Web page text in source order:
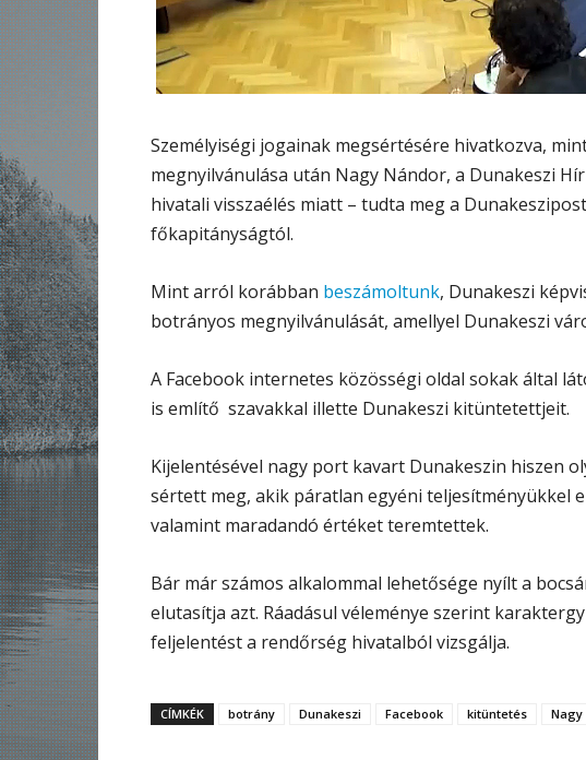
Személyiségi jogainak megsértésére hivatkozva,
megnyilvánulása után Nagy Nándor, a Dunakeszi
hivatali visszaélés miatt – tudta meg a
főkapitányságtól.
Mint arról korábban beszámoltunk, Dunakeszi
botrányos megnyilvánulását, amellyel Dunakeszi
A Facebook internetes közösségi oldal sokak által
is említő szavakkal illette Dunakeszi kitüntetettjeit.
Kijelentésével nagy port kavart Dunakeszin hiszen
sértett meg, akik páratlan egyéni teljesítményükkel
valamint maradandó értéket teremtettek.
Bár már számos alkalommal lehetősége nyílt a
elutasítja azt. Ráadásul véleménye szerint
feljelentést a rendőrség hivatalból vizsgálja.
CÍMKÉK botrány Dunakeszi Facebook kitüntetés Nagy